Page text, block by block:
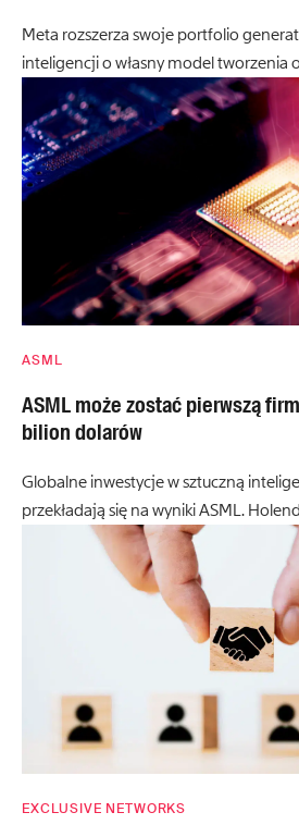
Meta rozszerza swoje portfolio
inteligencji o własny model tworzenia
ASML
ASML może zostać pierwszą
bilion dolarów
Globalne inwestycje w sztuczną
przekładają się na wyniki ASML.
EXCLUSIVE NETWORKS